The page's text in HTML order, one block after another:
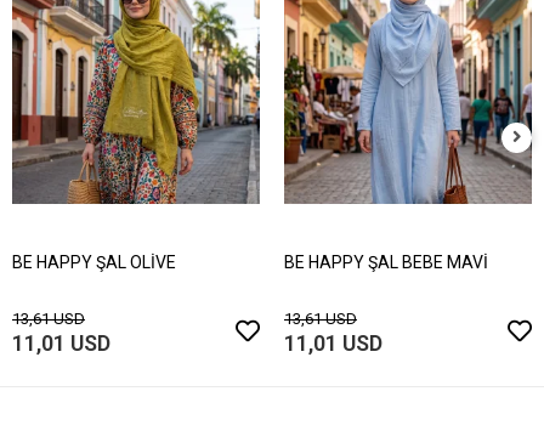
BE HAPPY ŞAL OLİVE
13,61 USD
11,01 USD
BE HAPPY ŞAL BEBE MAVİ
13,61 USD
11,01 USD